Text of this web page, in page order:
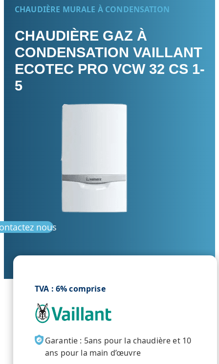
CHAUDIÈRE MURALE À CONDENSATION
CHAUDIÈRE GAZ À
CONDENSATION VAILLANT
ECOTEC PRO VCW 32 CS 1-
5
nous
TVA : 6% comprise
Garantie : 5ans pour la chaudière et 10
ans pour la main d’œuvre